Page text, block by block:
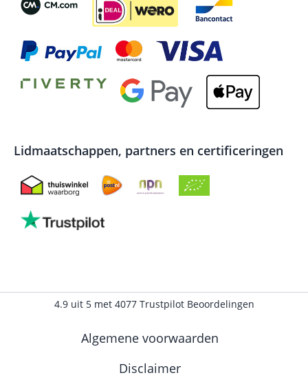
Lidmaatschappen, partners en certificeringen
Algemene voorwaarden
Disclaimer
4.9uit 5met 4077Trustpilot Beoordelingen